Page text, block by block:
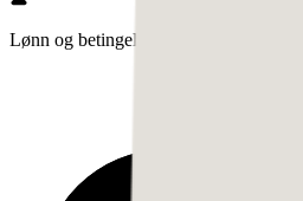
Lønn og betingelser